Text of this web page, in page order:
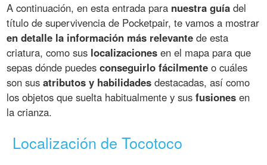
A continuación, en esta entrada para nuestra guía del
título de supervivencia de Pocketpair, te vamos a mostrar
en detalle la información más relevante de esta
criatura, como sus localizaciones en el mapa para que
sepas dónde puedesconseguirlo fácilmente o cuáles
son susatributos y habilidades destacadas, así como
los objetos que suelta habitualmente y susfusiones en
la crianza.
Localización de Tocotoco